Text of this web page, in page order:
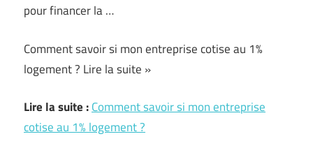
pour financer la …
Comment savoir si mon entreprise cotise au 1%
logement ? Lire la suite »
Lire la suite :Comment savoir si mon entreprise
cotise au 1% logement ?